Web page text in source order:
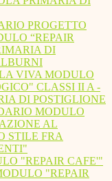
PROGETTO
“REPAIR
DI
VIVA MODULO
CLASSI II A -
DI POSTIGLIONE
MODULO
AL
STILE FRA
"REPAIR CAFE'"
"REPAIR